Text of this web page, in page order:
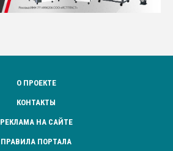
О ПРОЕКТЕ
КОНТАКТЫ
РЕКЛАМА НА САЙТЕ
ПРАВИЛА ПОРТАЛА